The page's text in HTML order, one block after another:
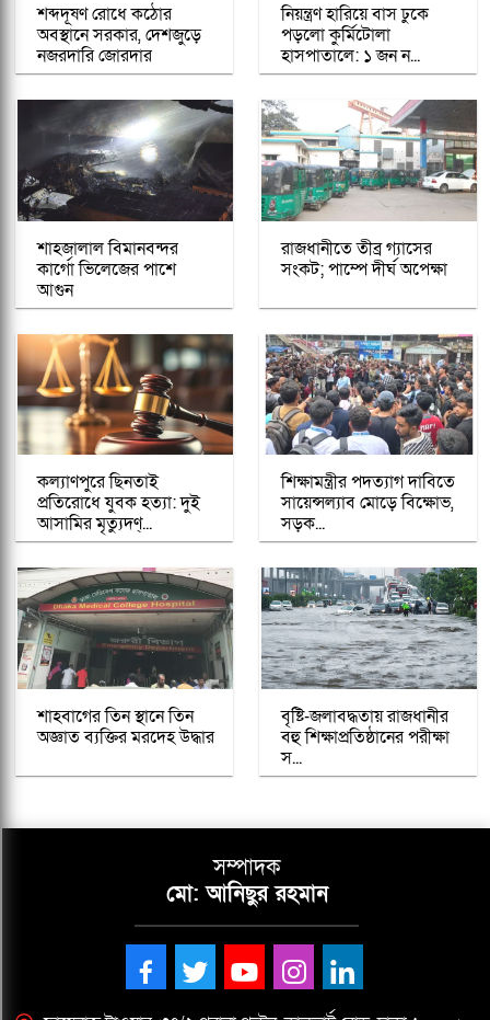
শব্দদূষণ রোধে কঠোর
অবস্থানে সরকার, দেশজুড়ে
নজরদারি জোরদার
নিয়ন্ত্রণ হারিয়ে বাস ঢুকে
পড়লো কুর্মিটোলা
হাসপাতালে: ১ জন ন...
শাহজালাল বিমানবন্দর
কার্গো ভিলেজের পাশে
আগুন
রাজধানীতে তীব্র গ্যাসের
সংকট; পাম্পে দীর্ঘ অপেক্ষা
কল্যাণপুরে ছিনতাই
প্রতিরোধে যুবক হত্যা: দুই
আসামির মৃত্যুদণ্...
শিক্ষামন্ত্রীর পদত্যাগ দাবিতে
সায়েন্সল্যাব মোড়ে বিক্ষোভ,
সড়ক...
শাহবাগের তিন স্থানে তিন
অজ্ঞাত ব্যক্তির মরদেহ উদ্ধার
বৃষ্টি-জলাবদ্ধতায় রাজধানীর
বহু শিক্ষাপ্রতিষ্ঠানের পরীক্ষা
স...
সম্পাদক
মো: আনিছুর রহমান